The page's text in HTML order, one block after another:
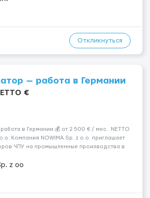
Откликнуться
— работа в Германии
€
в Германии 💰 от 2 500 € / мес. NETTO
o.o. Компания NOWIMA Sp. z o.o. приглашает
ЧПУ на промышленные производства в
и билеты — за счёт компани...
z oo